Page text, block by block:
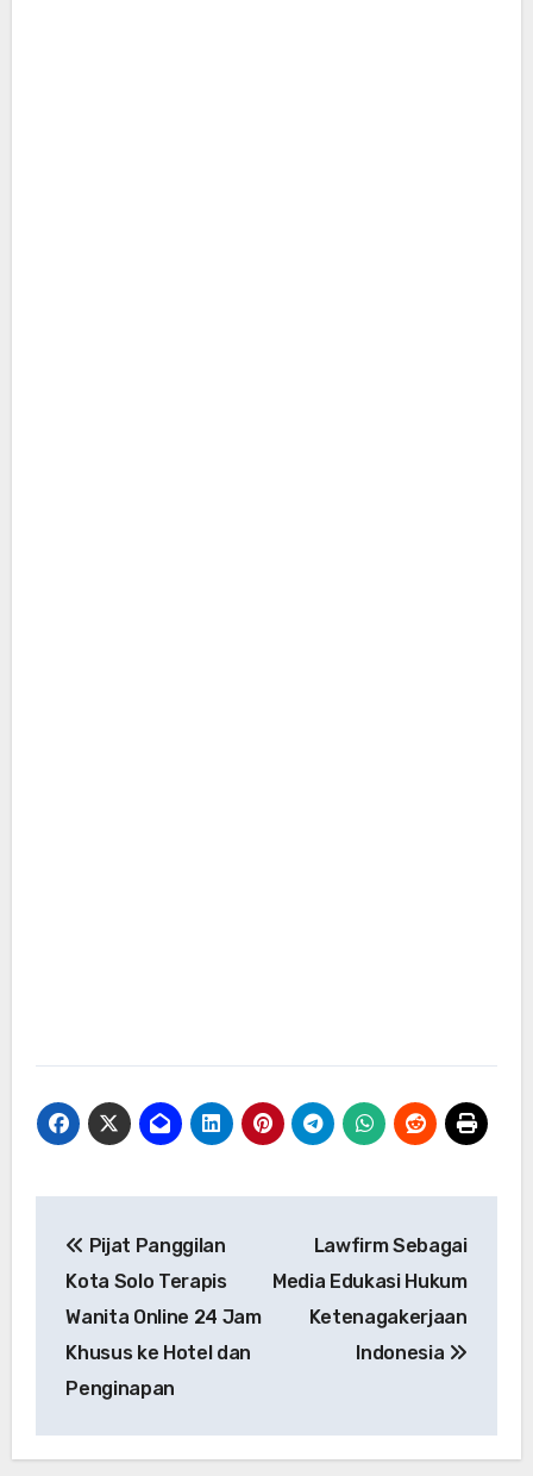
pos
Pijat Panggilan
Kota Solo Terapis
Wanita Online 24 Jam
Khusus ke Hotel dan
Penginapan
Lawfirm Sebagai
Media Edukasi Hukum
Ketenagakerjaan
Indonesia